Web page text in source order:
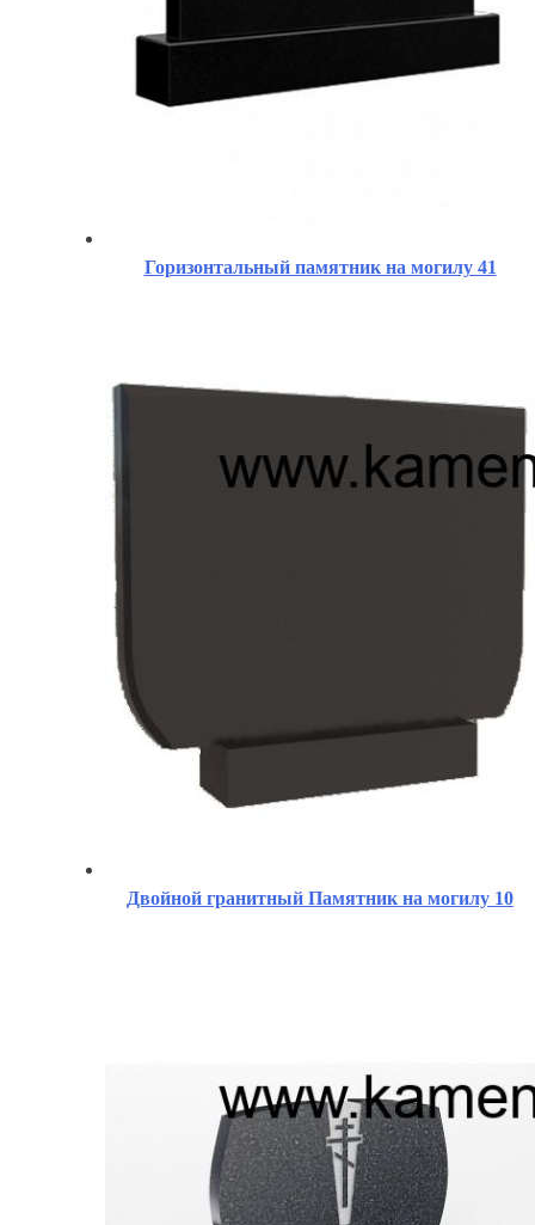
Горизонтальный памятник на могилу 41
Двойной гранитный Памятник на могилу 10